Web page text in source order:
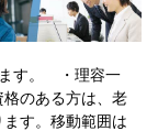
ます。 ・理容一
のある方は、老
す。移動範囲は